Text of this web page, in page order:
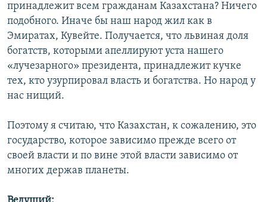
принадлежит всем гражданам Казахстана? Ничего
подобного. Иначе бы наш народ жил как в
Эмиратах, Кувейте. Получается, что львиная доля
богатств, которыми апеллируют уста нашего
«лучезарного» президента, принадлежит кучке
тех, кто узурпировал власть и богатства. Но народ у
нас нищий.
Поэтому я считаю, что Казахстан, к сожалению, это
государство, которое зависимо прежде всего от
своей власти и по вине этой власти зависимо от
многих держав планеты.